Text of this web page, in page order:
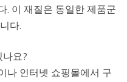
. 이 재질은 동일한 제품군
다.
요?
나 인터넷 쇼핑몰에서 구